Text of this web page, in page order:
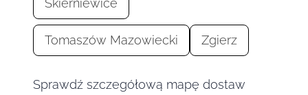
Tomaszów Mazowiecki Zgierz
Sprawdź szczegółową mapę dostaw